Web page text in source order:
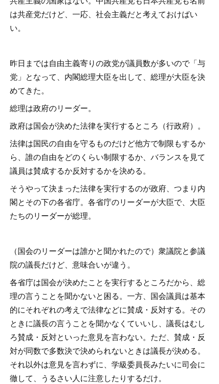
は共産党だけど、一応、社会主義だと考えておけばい
い。
昨日までは自由主義寄りの政党が議員数が多いので「与
党」となって、内閣総理大臣を出して、総理が大臣を決
めてきた。
総理は政府のリーダー。
政府は国会が決めた法律を実行するところ（行政府）。
法律は国民の自由を守るものだけど他方で制限もするか
ら、誰の自由をどのくらい制限するか、バランスを見て
議員は賛成するか反対するかを決める。
そうやって決まった法律を実行するのが政府、つまり内
閣とその下の各省庁。各省庁のリーダーが大臣で、大臣
たちのリーダーが総理。
（国会のリーダーは誰かと聞かれたので）衆議院と参議
院の議長だけど、意味合いが違う。
各省庁は国会が決めたことを実行するところだから、総
理の言うことを聞かないと困る。一方、国会議員は基本
的にそれぞれの考えで法律などに賛成・反対する。その
ときに議長の言うことを聞かなくていいし、議長はむし
ろ賛成・反対といった意見を言わない。ただ、賛成・反
対が同数で多数決で決められないときは議長が決める。
それ以外は意見を言わずに、学級委員長みたいに司会に
徹して、うるさい人に注意したりするだけ。